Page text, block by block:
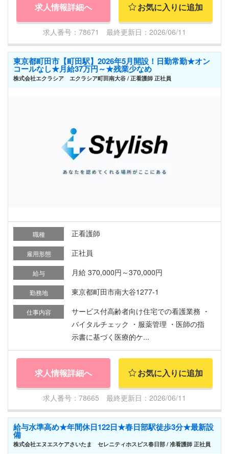
求人情報詳細へ お気に入りに追加
求人番号：78671 最終更新日：2026/06/11
東京都町田市【町田駅】2026年5月開設！日勤常勤★オン
コールなし★月給37万円～★残業少なめ
株式会社エクラシア エクラシア町田南大谷 / 正看護師 正社員
職種 正看護師
雇用形態 正社員
給与 月給 370,000円～370,000円
勤務地 東京都町田市南大谷1277-1
仕事内容
サービス付高齢者向け住宅での看護業務 ・
バイタルチェック ・服薬管理 ・医師の指
示書に基づく医療的ケ...
求人情報詳細へ お気に入りに追加
求人番号：78665 最終更新日：2026/06/11
給与水準高め★年間休日122日★春日部駅徒歩3分★最新設
備
株式会社エヌエスケアさいたま セレニティホスピス春日部 / 准看護師 正社員